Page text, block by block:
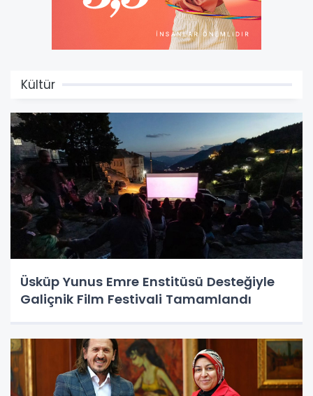
Kültür
Üsküp Yunus Emre Enstitüsü Desteğiyle
Galiçnik Film Festivali Tamamlandı